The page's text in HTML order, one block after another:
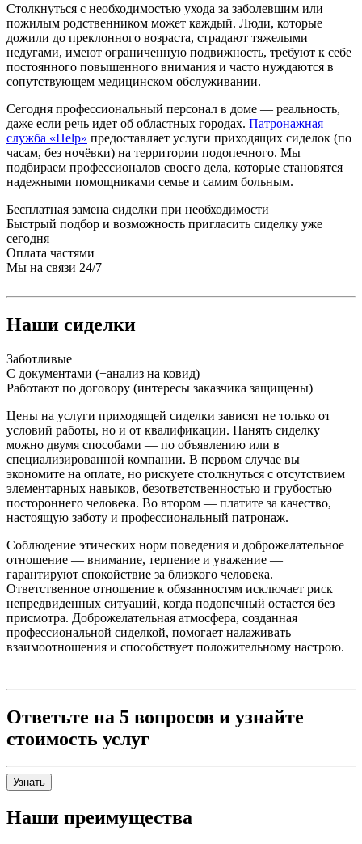
Столкнуться с необходимостью ухода за заболевшим или
пожилым родственником может каждый. Люди, которые
дожили до преклонного возраста, страдают тяжелыми
недугами, имеют ограниченную подвижность, требуют к себе
постоянного повышенного внимания и часто нуждаются в
сопутствующем медицинском обслуживании.
Сегодня профессиональный персонал в доме — реальность,
даже если речь идет об областных городах. Патронажная
служба «Help» предоставляет услуги приходящих сиделок (по
часам, без ночёвки) на территории подопечного. Мы
подбираем профессионалов своего дела, которые становятся
надежными помощниками семье и самим больным.
Бесплатная замена сиделки при необходимости
Быстрый подбор и возможность пригласить сиделку уже
сегодня
Оплата частями
Мы на связи 24/7
Наши сиделки
Заботливые
С документами (+анализ на ковид)
Работают по договору (интересы заказчика защищены)
Цены на услуги приходящей сиделки зависят не только от
условий работы, но и от квалификации. Нанять сиделку
можно двумя способами — по объявлению или в
специализированной компании. В первом случае вы
экономите на оплате, но рискуете столкнуться с отсутствием
элементарных навыков, безответственностью и грубостью
постороннего человека. Во втором — платите за качество,
настоящую заботу и профессиональный патронаж.
Соблюдение этических норм поведения и доброжелательное
отношение — внимание, терпение и уважение —
гарантируют спокойствие за близкого человека.
Ответственное отношение к обязанностям исключает риск
непредвиденных ситуаций, когда подопечный остается без
присмотра. Доброжелательная атмосфера, созданная
профессиональной сиделкой, помогает налаживать
взаимоотношения и способствует положительному настрою.
Ответьте на 5 вопросов и узнайте
стоимость услуг
Узнать
Наши преимущества